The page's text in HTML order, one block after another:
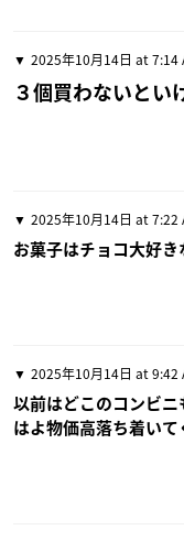
2025年10月14日 at 7:14
３個買わないとい
2025年10月14日 at 7:22
お菓子はチョコ大好
2025年10月14日 at 9:42
以前はどこのコンビニ
はよ物価高落ち着いて